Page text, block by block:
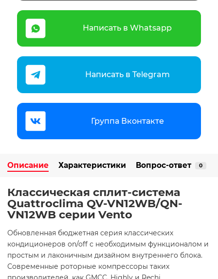
Написать в Whatsapp
Написать в Telegram
Группа Вконтакте
Описание Характеристики Вопрос-ответ 0
Классическая сплит-система
Quattroclima QV-VN12WB/QN-
VN12WB серии Vento
Обновленная бюджетная серия классических
кондиционеров on/off с необходимым функционалом и
простым и лаконичным дизайном внутреннего блока.
Современные роторные компрессоры таких